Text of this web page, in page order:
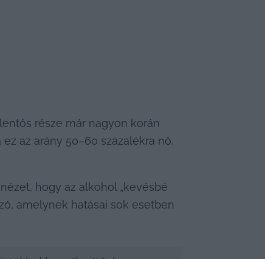
része már nagyon korán
az arány 50–60 százalékra nő,
hogy az alkohol „kevésbé
amelynek hatásai sok esetben